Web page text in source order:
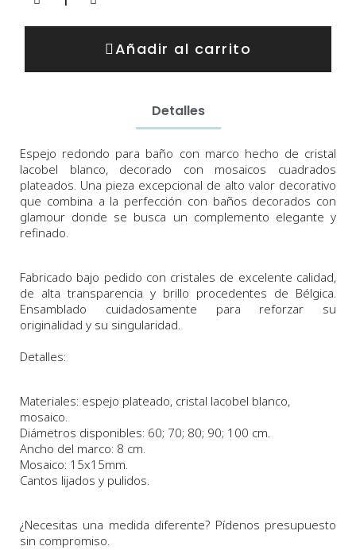
Añadir al carrito
Detalles
Espejo redondo para baño con marco hecho de cristal
lacobel blanco, decorado con mosaicos cuadrados
plateados. Una pieza excepcional de alto valor decorativo
que combina a la perfección con baños decorados con
glamour donde se busca un complemento elegante y
refinado.
Fabricado bajo pedido con cristales de excelente calidad,
de alta transparencia y brillo procedentes de Bélgica.
Ensamblado cuidadosamente para reforzar su
originalidad y su singularidad.
Detalles:
Materiales: espejo plateado, cristal lacobel blanco,
mosaico.
Diámetros disponibles: 60; 70; 80; 90; 100 cm.
Ancho del marco: 8 cm.
Mosaico: 15x15mm.
Cantos lijados y pulidos.
¿Necesitas una medida diferente? Pídenos presupuesto
sin compromiso.